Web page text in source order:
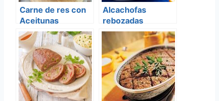
Carne de res con
Aceitunas
Alcachofas
rebozadas